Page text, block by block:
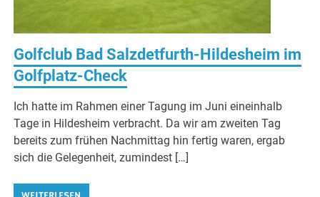
Golfclub Bad Salzdetfurth-Hildesheim im
Golfplatz-Check
Ich hatte im Rahmen einer Tagung im Juni eineinhalb
Tage in Hildesheim verbracht. Da wir am zweiten Tag
bereits zum frühen Nachmittag hin fertig waren, ergab
sich die Gelegenheit, zumindest […]